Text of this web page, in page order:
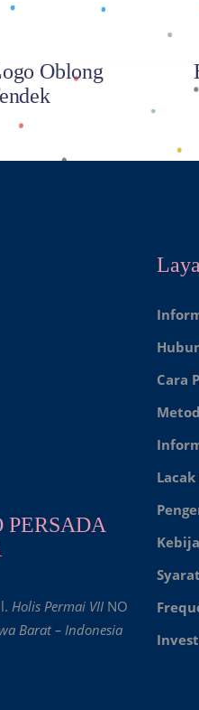
Oblong
PERSADA
Holis Permai VII NO
Barat – Indonesia
Cara